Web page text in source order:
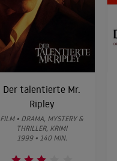
Der talentierte Mr.
Ripley
FILM • DRAMA, MYSTERY &
THRILLER, KRIMI
1999 • 140 MIN.